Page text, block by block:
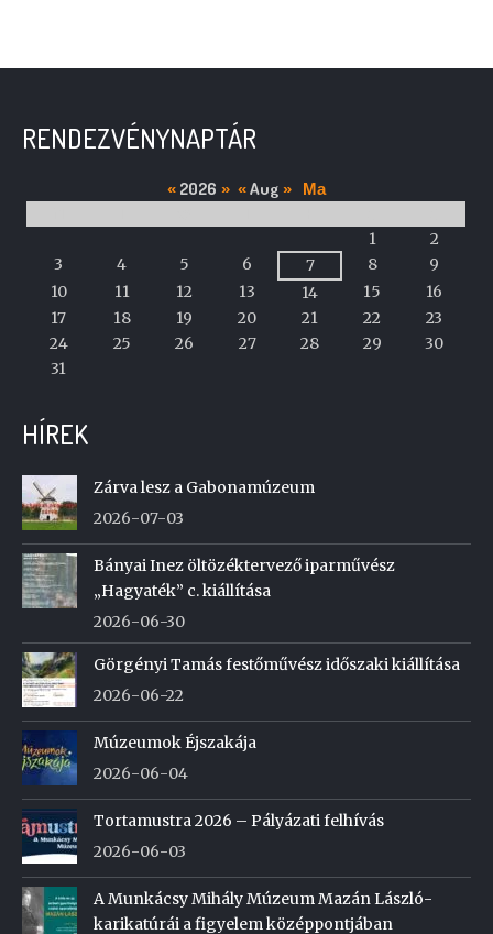
RENDEZVÉNYNAPTÁR
calendar
events
« 2026 » « Aug » Ma
1
2
3
4 5 6 7 8
9
10
11 12 13 14 15
16
17
18 19 20 21 22
23
24
25 26 27 28 29
30
31
HÍREK
Zárva lesz a Gabonamúzeum
2026-07-03
Bányai Inez öltözéktervező iparművész
„Hagyaték” c. kiállítása
2026-06-30
Görgényi Tamás festőművész időszaki kiállítása
2026-06-22
Múzeumok Éjszakája
2026-06-04
Tortamustra 2026 – Pályázati felhívás
2026-06-03
A Munkácsy Mihály Múzeum Mazán László-
karikatúrái a figyelem középpontjában